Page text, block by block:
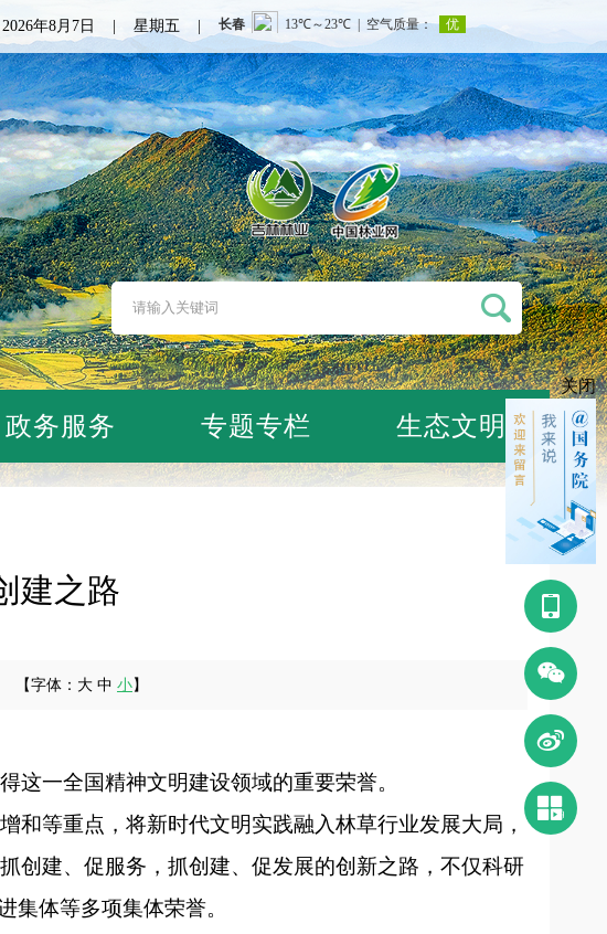
2026年8月7日 | 星期五 |
政务服务 专题专栏 生态文明
建之路
【字体： 大 中 小】
这一全国精神文明建设领域的重要荣誉。
等重点，将新时代文明实践融入林草行业发展大局，
创建、促服务，抓创建、促发展的创新之路，不仅科研
集体等多项集体荣誉。
关闭
󰀿
󰄆

